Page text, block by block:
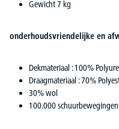
Gewicht 7 kg
onderhoudsvriendelijke en
Dekmateriaal : 100%
Draagmateriaal : 70%
30% wol
100.000 schuurbewegingen